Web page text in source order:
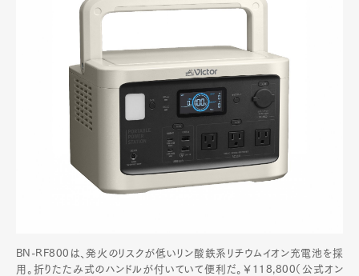
BN-RF800は、発火のリスクが低いリン酸鉄系リチウムイオン充電池を採
用。折りたたみ式のハンドルが付いていて便利だ。￥118,800（公式オン